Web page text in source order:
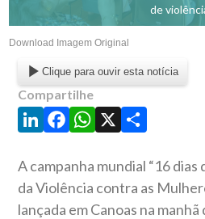
de
Download Imagem Original
Clique para ouvir esta notícia
Compartilhe
LinkedIn
Facebook
WhatsApp
X Share
A campanha mundial “16
da Violência contra as
lançada em Canoas na